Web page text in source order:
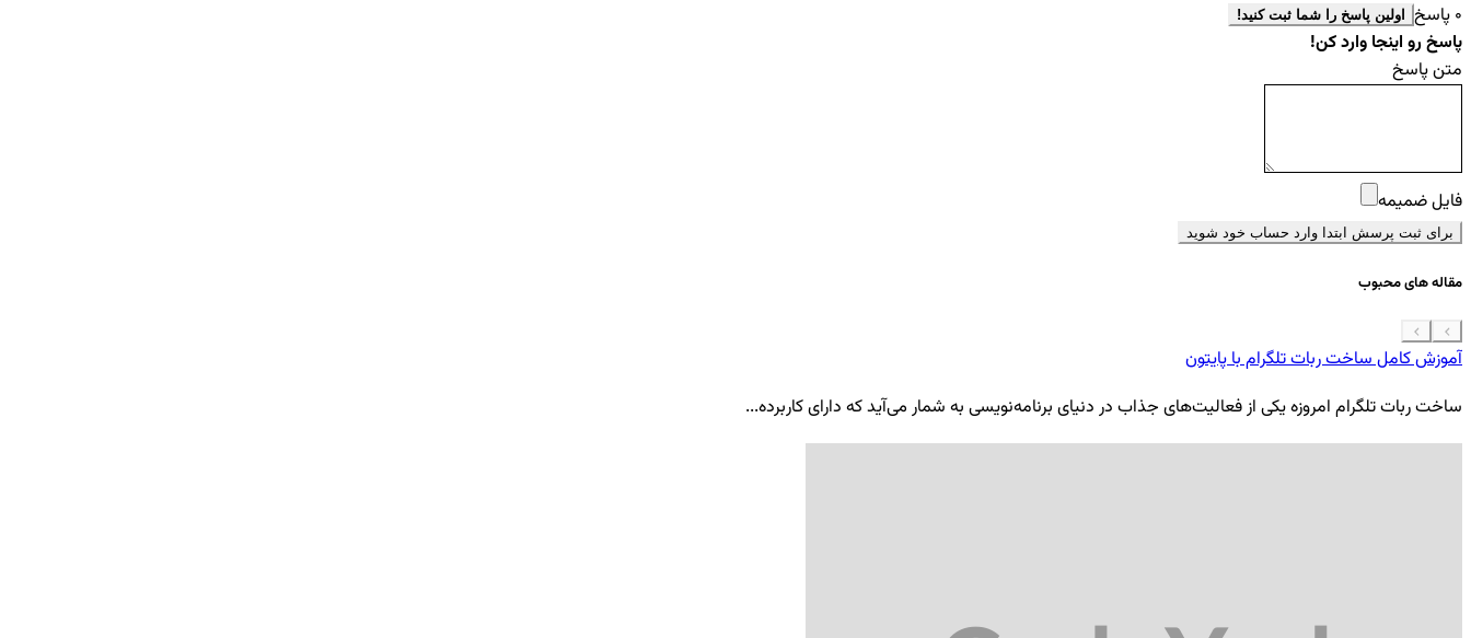
0 پاسخ اولین پاسخ را شما ثبت کنید!
پاسخ رو اینجا وارد کن!
متن پاسخ
فایل ضمیمه
برای ثبت پرسش ابتدا وارد حساب خود شوید
مقاله های محبوب
آموزش کامل ساخت ربات تلگرام با پایتون
ساخت ربات تلگرام امروزه یکی از فعالیت‌های جذاب در دنیای برنامه‌نویسی به شمار می‌آید که دارای کاربرده...